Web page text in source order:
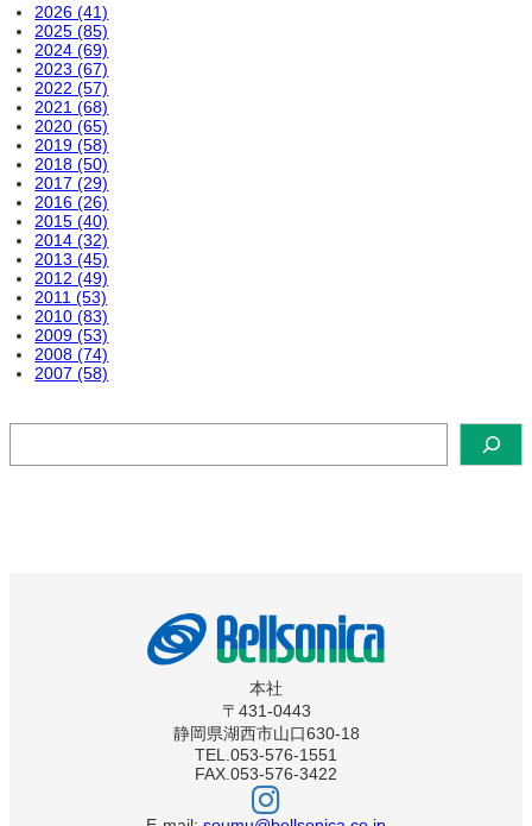
2026 (41)
2025 (85)
2024 (69)
2023 (67)
2022 (57)
2021 (68)
2020 (65)
2019 (58)
2018 (50)
2017 (29)
2016 (26)
2015 (40)
2014 (32)
2013 (45)
2012 (49)
2011 (53)
2010 (83)
2009 (53)
2008 (74)
2007 (58)
本社
〒431-0443
静岡県湖西市山口630-18
TEL.053-576-1551
FAX.053-576-3422
ベ
ル